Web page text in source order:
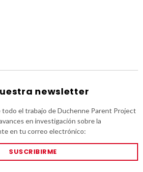
newsletter
el trabajo de Duchenne Parent Project
en investigación sobre la
en tu correo electrónico:
SUSCRIBIRME